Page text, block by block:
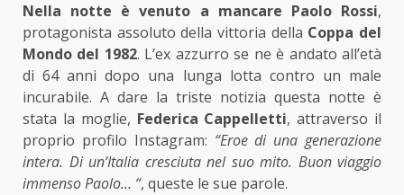
Nella notte è venuto a mancare Paolo Rossi,
protagonista assoluto della vittoria della Coppa del
Mondo del 1982. L’ex azzurro se ne è andato all’età
di 64 anni dopo una lunga lotta contro un male
incurabile. A dare la triste notizia questa notte è
stata la moglie, Federica Cappelletti, attraverso il
proprio profilo Instagram: “Eroe di una generazione
intera. Di un’Italia cresciuta nel suo mito. Buon viaggio
immenso Paolo… “, queste le sue parole.